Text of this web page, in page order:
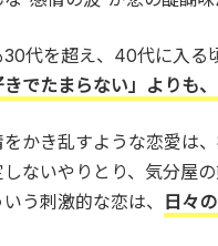
30代を超え、40代に入る
きでたまらない」よりも
かき乱すような恋愛は、
しないやりとり、気分屋
いう刺激的な恋は、
日々